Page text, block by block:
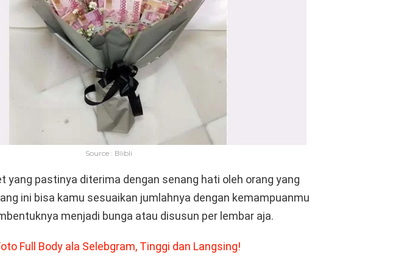
Source : Blibli
yang pastinya diterima dengan senang hati oleh orang yang
ini bisa kamu sesuaikan jumlahnya dengan kemampuanmu
menjadi bunga atau disusun per lembar aja.
Full Body ala Selebgram, Tinggi dan Langsing!